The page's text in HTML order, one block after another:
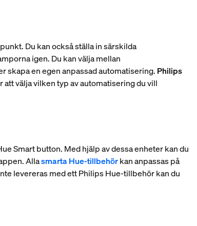
Du kan också ställa in särskilda
igen. Du kan välja mellan
skapa en egen anpassad automatisering. Philips
att välja vilken typ av automatisering du vill
Smart button. Med hjälp av dessa enheter kan du
Allasmarta Hue-tillbehörkan anpassas på
levereras med ett Philips Hue-tillbehör kan du